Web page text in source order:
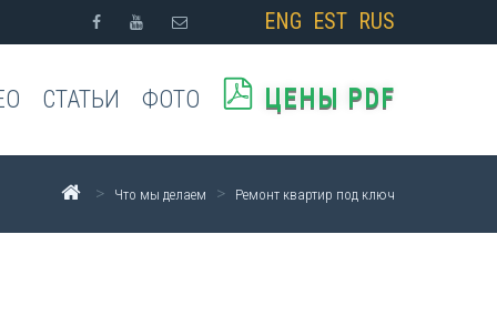
RUS
EST
ENG
СТАТЬИ ФОТО ЦЕНЫ PDF
> Что мы делаем > Ремонт квартир под ключ